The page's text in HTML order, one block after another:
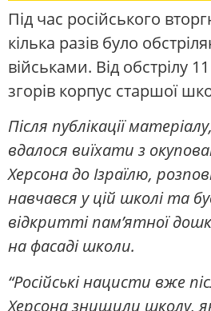
Під час російського
кілька разів було
військами. Від обстрілу
згорів корпус старшої
Після публікації
вдалося виїхати з
Херсона до Ізраїлю,
навчався у цій школі та
відкритті пам’ятної
на фасаді школи.
“Російські нацисти вже
Херсона знищили школу,